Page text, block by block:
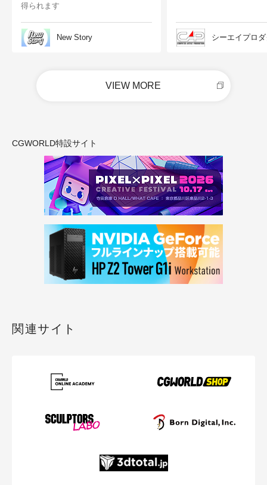
得られます
New Story シーエイプロ
VIEW MORE
CGWORLD特設サイト
関連サイト